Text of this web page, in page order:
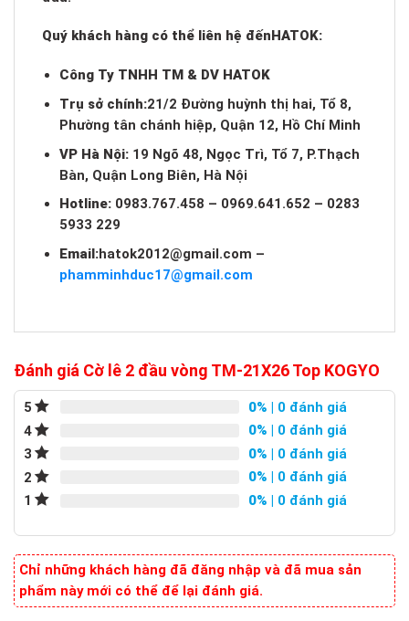
Quý khách hàng có thể liên hệ đến HATOK:
Công Ty TNHH TM & DV HATOK
Trụ sở chính:21/2 Đường huỳnh thị hai, Tổ 8,
Phường tân chánh hiệp, Quận 12, Hồ Chí Minh
VP Hà Nội: 19 Ngõ 48, Ngọc Trì, Tổ 7, P.Thạch
Bàn, Quận Long Biên, Hà Nội
Hotline: 0983.767.458 – 0969.641.652 – 0283
5933 229
Email:hatok2012@gmail.com –
phamminhduc17@gmail.com
Đánh giá Cờ lê 2 đầu vòng TM-21X26 Top KOGYO
5 0% | 0 đánh giá
4
0% | 0 đánh giá
3
0% | 0 đánh giá
2
0% | 0 đánh giá
1
0% | 0 đánh giá
Chỉ những khách hàng đã đăng nhập và đã mua sản
phẩm này mới có thể để lại đánh giá.